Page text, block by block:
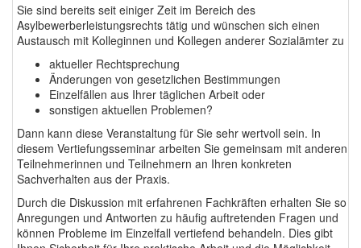
Sie sind bereits seit einiger Zeit im Bereich des
Asylbewerberleistungsrechts tätig und wünschen sich einen
Austausch mit Kolleginnen und Kollegen anderer Sozialämter zu
aktueller Rechtsprechung
Änderungen von gesetzlichen Bestimmungen
Einzelfällen aus Ihrer täglichen Arbeit oder
sonstigen aktuellen Problemen?
Dann kann diese Veranstaltung für Sie sehr wertvoll sein. In
diesem Vertiefungsseminar arbeiten Sie gemeinsam mit anderen
Teilnehmerinnen und Teilnehmern an Ihren konkreten
Sachverhalten aus der Praxis.
Durch die Diskussion mit erfahrenen Fachkräften erhalten Sie so
Anregungen und Antworten zu häufig auftretenden Fragen und
können Probleme im Einzelfall vertiefend behandeln. Dies gibt